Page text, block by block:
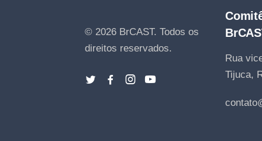
© 2026 BrCAST. Todos os
direitos reservados.
Rua
Tijuca,